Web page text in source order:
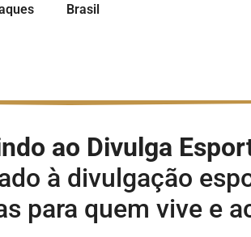
Brasil
ao Divulga
à divulgação
para quem vive e